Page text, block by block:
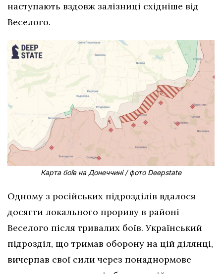
наступають вздовж залізниці східніше від
Веселого.
Карта боїв на Донеччині / фото Deepstate
Одному з російських підрозділів вдалося
досягти локального прориву в районі
Веселого після тривалих боїв. Український
підрозділ, що тримав оборону на цій ділянці,
вичерпав свої сили через понаднормове